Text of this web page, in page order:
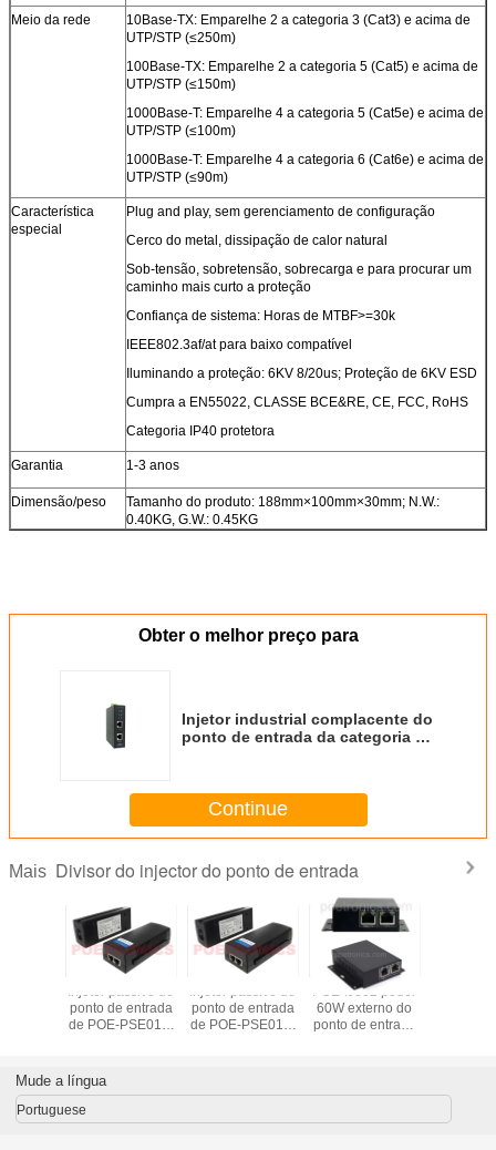
Meio da rede
10Base-TX: Emparelhe 2 a categoria 3 (Cat3) e acima de
UTP/STP (≤250m)
100Base-TX: Emparelhe 2 a categoria 5 (Cat5) e acima de
UTP/STP (≤150m)
1000Base-T: Emparelhe 4 a categoria 5 (Cat5e) e acima de
UTP/STP (≤100m)
1000Base-T: Emparelhe 4 a categoria 6 (Cat6e) e acima de
UTP/STP (≤90m)
Característica
especial
Plug and play, sem gerenciamento de configuração
Cerco do metal, dissipação de calor natural
Sob-tensão, sobretensão, sobrecarga e para procurar um
caminho mais curto a proteção
Confiança de sistema: Horas de MTBF>=30k
IEEE802.3af/at para baixo compatível
Iluminando a proteção: 6KV 8/20us; Proteção de 6KV ESD
Cumpra a EN55022, CLASSE BCE&RE, CE, FCC, RoHS
Categoria IP40 protetora
Garantia 1-3 anos
Dimensão/peso
Tamanho do produto: 188mm×100mm×30mm; N.W.:
0.40KG, G.W.: 0.45KG
Obter o melhor preço para
Injetor industrial complacente do
ponto de entrada da categoria do
Continue
Mais Divisor do injector do ponto de entrada
Injetor passivo do
ponto de entrada
de POE-PSE01M
Injetor passivo do
ponto de entrada
de POE-PSE01M
POE-IJ802 poder
60W externo do
ponto de entrada
POE-
Mude a língua
Portuguese